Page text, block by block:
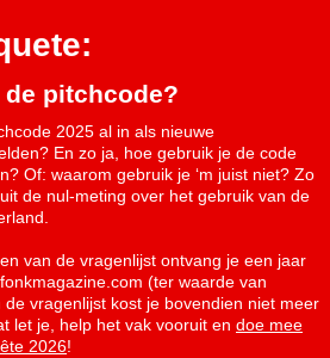
pitchcode?
2025 al in als nieuwe
En zo ja, hoe gebruik je de code
Of: waarom gebruik je ‘m juist niet? Zo
de nul-meting over het gebruik van de
van de vragenlijst ontvang je een jaar
(ter waarde van
vragenlijst kost je bovendien niet meer
let je, help het vak vooruit en doe mee
2026!